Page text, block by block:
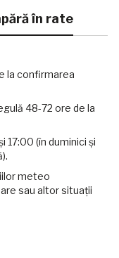
în rate
la confirmarea
48-72 ore de la
(în duminici și
meteo
sau altor situații